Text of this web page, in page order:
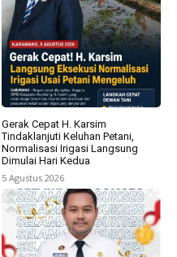
Gerak Cepat H. Karsim
Tindaklanjuti Keluhan Petani,
Normalisasi Irigasi Langsung
Dimulai Hari Kedua
5 Agustus 2026